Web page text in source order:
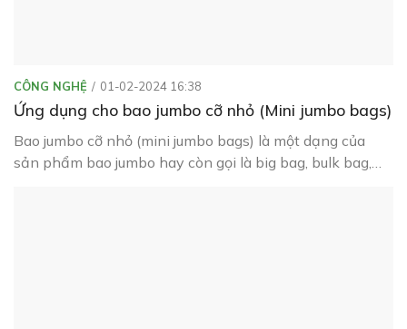
CÔNG NGHỆ 01-02-2024 16:38
Ứng dụng cho bao jumbo cỡ nhỏ (Mini jumbo bags)
Bao jumbo cỡ nhỏ (mini jumbo bags) là một dạng của
sản phẩm bao jumbo hay còn gọi là big bag, bulk bag,